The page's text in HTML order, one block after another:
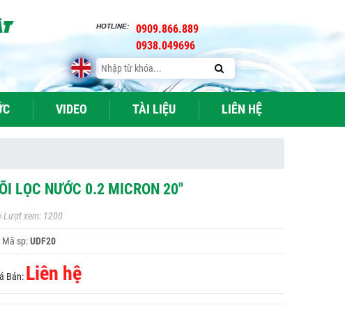
HOTLINE:
0909.866.889
0938.049696
VIDEO TÀI LIỆU LIÊN HỆ
LỌC NƯỚC 0.2 MICRON 20"
Lượt xem: 1200
Mã sp:UDF20
Bán: Liên hệ